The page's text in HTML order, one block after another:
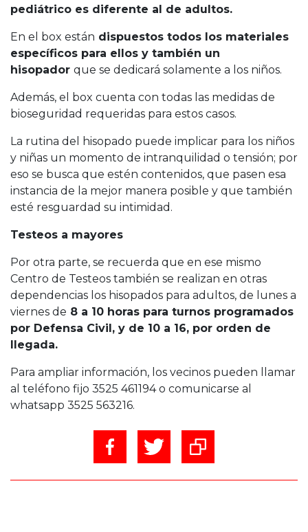
pediátrico es diferente al de adultos.
En el box están dispuestos todos los materiales
específicos para ellos y también un
hisopador que se dedicará solamente a los niños.
Además, el box cuenta con todas las medidas de
bioseguridad requeridas para estos casos.
La rutina del hisopado puede implicar para los niños
y niñas un momento de intranquilidad o tensión; por
eso se busca que estén contenidos, que pasen esa
instancia de la mejor manera posible y que también
esté resguardad su intimidad.
Testeos a mayores
Por otra parte, se recuerda que en ese mismo
Centro de Testeos también se realizan en otras
dependencias los hisopados para adultos, de lunes a
viernes de 8 a 10 horas para turnos programados
por Defensa Civil, y de 10 a 16, por orden de
llegada.
Para ampliar información, los vecinos pueden llamar
al teléfono fijo 3525 461194 o comunicarse al
whatsapp 3525 563216.